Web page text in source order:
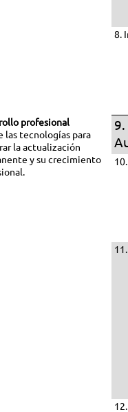
8.
profesional
las tecnologías para
la actualización
y su crecimiento
9.